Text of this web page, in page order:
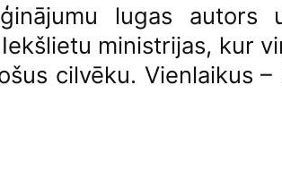
lugas autors
ministrijas, kur
cilvēku. Vienlaikus